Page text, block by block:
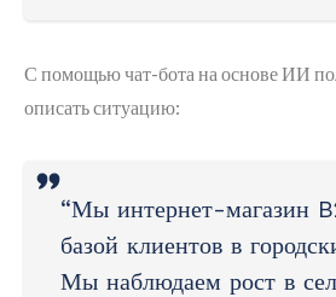
С помощью чат-бота на основе ИИ
описать ситуацию:
“Мы интернет-магазин
базой клиентов в
Мы наблюдаем рост в